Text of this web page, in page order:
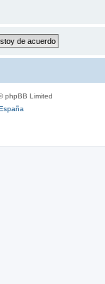
phpBB Limited